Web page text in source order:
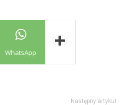
WhatsApp
Następny artykuł